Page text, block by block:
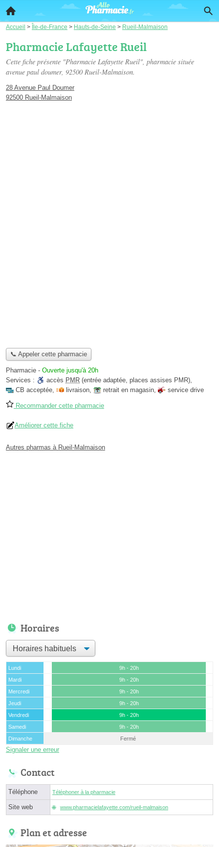
Accueil > Île-de-France > Hauts-de-Seine > Rueil-Malmaison
Pharmacie Lafayette Rueil
Cette fiche présente "Pharmacie Lafayette Rueil", pharmacie située
avenue paul doumer, 92500 Rueil-Malmaison.
28 Avenue Paul Doumer
92500 Rueil-Malmaison
📞 Appeler cette pharmacie
Pharmacie - Ouverte jusqu'à 20h
Services :
accès PMR (entrée adaptée, places assises PMR),
CB acceptée, livraison, retrait en magasin, service drive
Recommander cette pharmacie
Améliorer cette fiche
Autres pharmas à Rueil-Malmaison
Horaires
Lundi
9h - 20h
Mardi
9h - 20h
Mercredi
9h - 20h
Jeudi
9h - 20h
Vendredi
9h - 20h
Samedi
9h - 20h
Dimanche
Fermé
Signaler une erreur
Contact
Téléphone Téléphoner à la pharmacie
Site web www.pharmacielafayette.com/rueil-malmaison
Plan et adresse